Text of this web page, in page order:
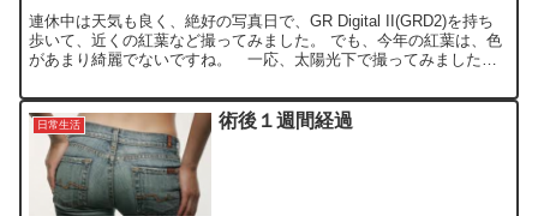
連休中は天気も良く、絶好の写真日で、GR Digital II(GRD2)を持ち
歩いて、近くの紅葉など撮ってみました。 でも、今年の紅葉は、色
があまり綺麗でないですね。 一応、太陽光下で撮ってみました。
日常生活 術後１週間経過